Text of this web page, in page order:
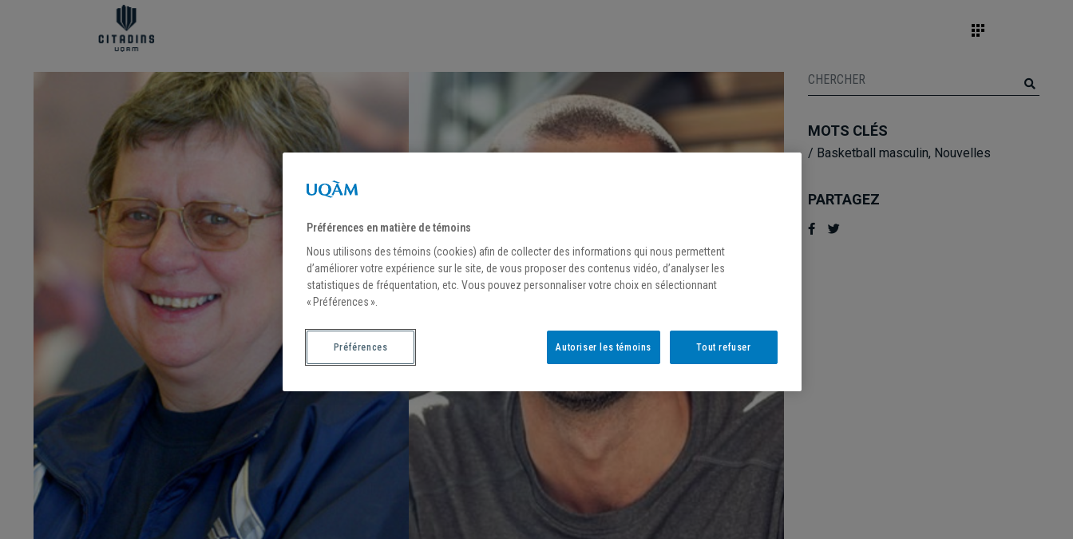
MOTS CLÉS
/ Basketball masculin, Nouvelles
PARTAGEZ
Préférences en matière de témoins
Nous utilisons des témoins (cookies) afin de collecter des informations qui nous permettent
d’améliorer votre expérience sur le site, de vous proposer des contenus vidéo, d’analyser les
statistiques de fréquentation, etc. Vous pouvez personnaliser votre choix en sélectionnant
« Préférences ».
Tout refuser
Autoriser les témoins
Préférences